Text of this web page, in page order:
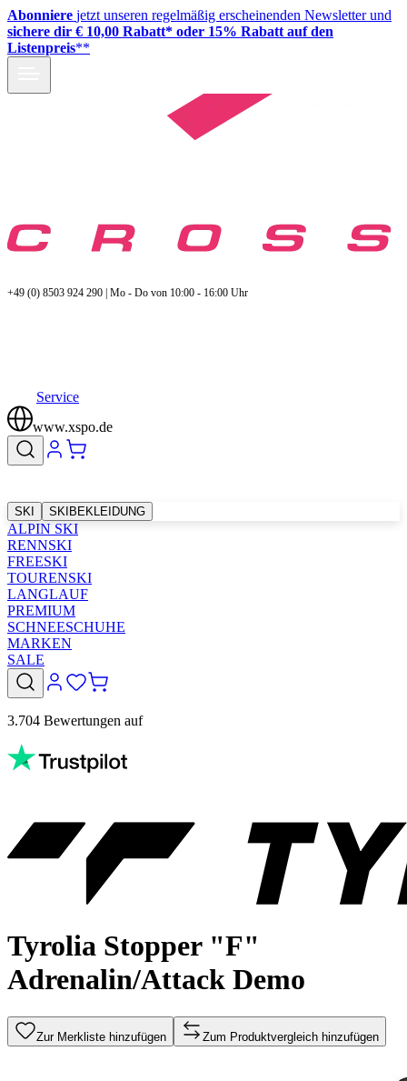
Abonniere jetzt unseren regelmäßig erscheinenden Newsletter und
sichere dir € 10,00 Rabatt* oder 15% Rabatt auf den
Listenpreis**
+49 (0) 8503 924 290 | Mo - Do von 10:00 - 16:00 Uhr
Service
www.xspo.de
SKI SKIBEKLEIDUNG
ALPIN SKI
RENNSKI
FREESKI
TOURENSKI
LANGLAUF
PREMIUM
SCHNEESCHUHE
MARKEN
SALE
3.704 Bewertungen auf
Tyrolia Stopper "F"
Adrenalin/Attack Demo
Zur Merkliste hinzufügen Zum Produktvergleich hinzufügen